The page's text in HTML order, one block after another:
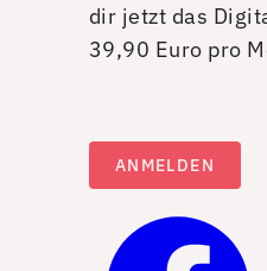
dir jetzt das
39,90 Euro pro
ANMELDEN